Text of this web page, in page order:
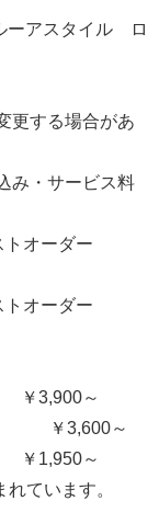
ーアスタイル ロ
更する場合があ
み・サービス料
オーダー
オーダー
～
￥3,600～
1,950～
れています。